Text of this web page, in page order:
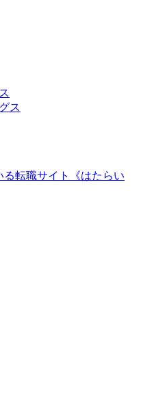
ス
転職サイト《はたらい